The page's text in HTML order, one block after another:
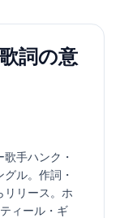
詞の意
手ハンク・
ル。作詞・
リリース。ホ
ィール・ギ